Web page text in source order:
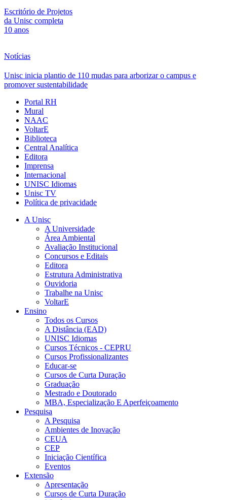
Escritório de Projetos
da Unisc completa
10 anos
Notícias
Unisc inicia plantio de 110 mudas para arborizar o campus e
promover sustentabilidade
Portal RH
Mural
NAAC
VoltarE
Biblioteca
Central Analítica
Editora
Imprensa
Internacional
UNISC Idiomas
Unisc TV
Política de privacidade
A Unisc
A Universidade
Área Ambiental
Avaliação Institucional
Concursos e Editais
Editora
Estrutura Administrativa
Ouvidoria
Trabalhe na Unisc
VoltarE
Ensino
Todos os Cursos
A Distância (EAD)
UNISC Idiomas
Cursos Técnicos - CEPRU
Cursos Profissionalizantes
Educar-se
Cursos de Curta Duração
Graduação
Mestrado e Doutorado
MBA, Especialização E Aperfeiçoamento
Pesquisa
A Pesquisa
Ambientes de Inovação
CEUA
CEP
Iniciação Científica
Eventos
Extensão
Apresentação
Cursos de Curta Duração